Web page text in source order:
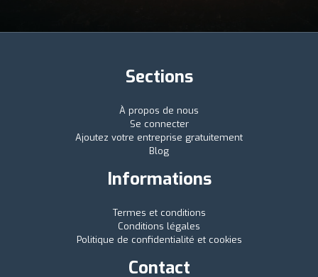
Sections
À propos de nous
Se connecter
Ajoutez votre entreprise gratuitement
Blog
Informations
Termes et conditions
Conditions légales
Politique de confidentialité et cookies
Contact